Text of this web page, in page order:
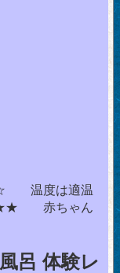
度は適温
赤ちゃん
呂 体験レ